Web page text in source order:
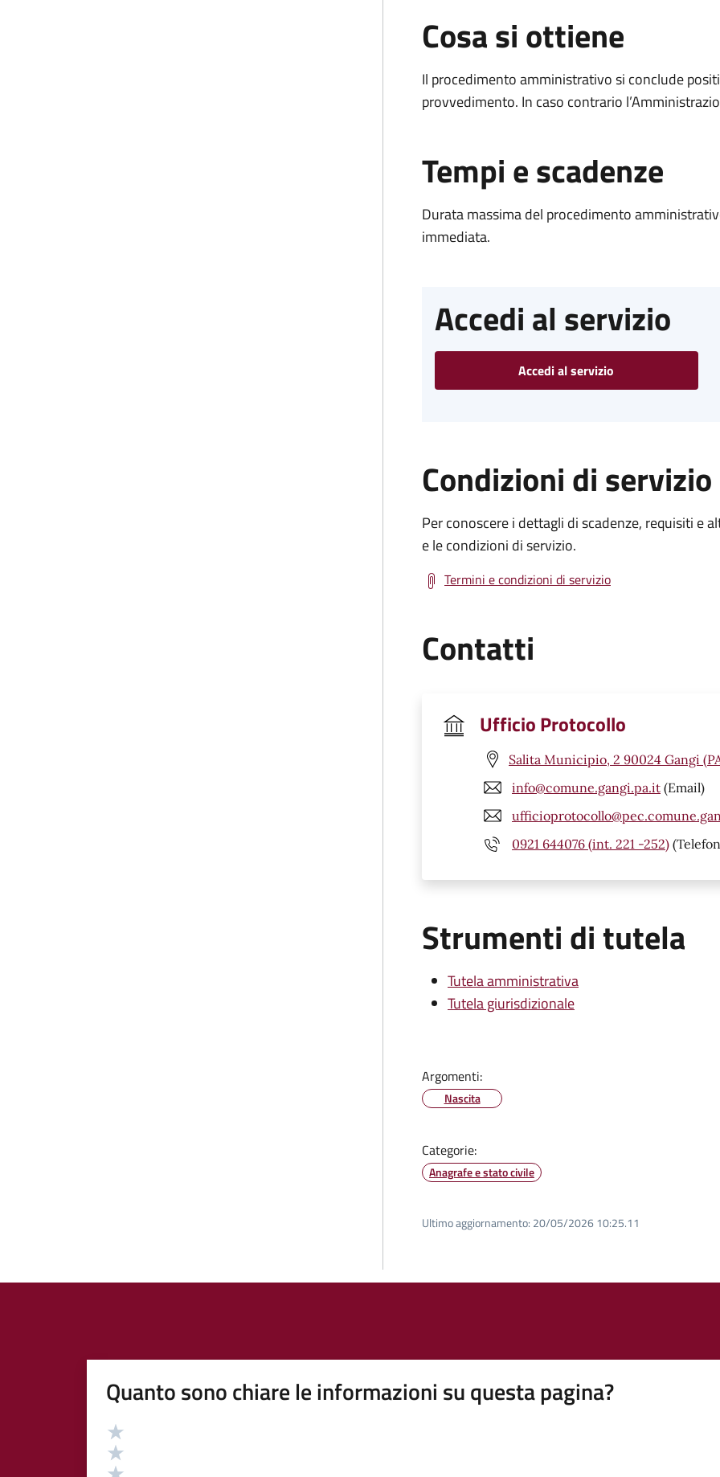
Cosa si ottiene
Il procedimento amministrativo si conclude
provvedimento. In caso contrario
Tempi e scadenze
Durata massima del procedimento
immediata.
Accedi al servizio
Accedi al servizio
Condizioni di servizio
Per conoscere i dettagli di scadenze, requisiti e
e le condizioni di servizio.
Termini e condizioni di servizio
Contatti
Ufficio Protocollo
Salita Municipio, 2 90024 Gangi
info@comune.gangi.pa.it (Email)
0921 644076 (int. 221 -252)
Strumenti di tutela
Tutela amministrativa
Tutela giurisdizionale
Argomenti:
Nascita
Categorie:
Anagrafe e stato civile
Ultimo aggiornamento: 20/05/2026 10:25.11
Quanto sono chiare le informazioni su questa pagina?
Valutazione